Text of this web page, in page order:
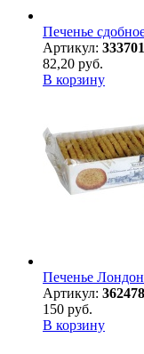
Печенье
Артикул: 333701
82,20 руб.
В корзину
Печенье
Артикул: 362478
150 руб.
В корзину